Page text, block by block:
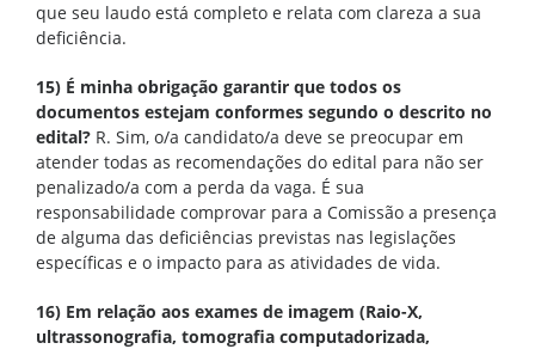
que seu laudo está completo e relata com clareza a sua
deficiência.
15) É minha obrigação garantir que todos os
documentos estejam conformes segundo o descrito no
edital? R. Sim, o/a candidato/a deve se preocupar em
atender todas as recomendações do edital para não ser
penalizado/a com a perda da vaga. É sua
responsabilidade comprovar para a Comissão a presença
de alguma das deficiências previstas nas legislações
específicas e o impacto para as atividades de vida.
16) Em relação aos exames de imagem (Raio-X,
ultrassonografia, tomografia computadorizada,